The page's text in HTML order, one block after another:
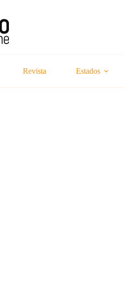
Revista Estados